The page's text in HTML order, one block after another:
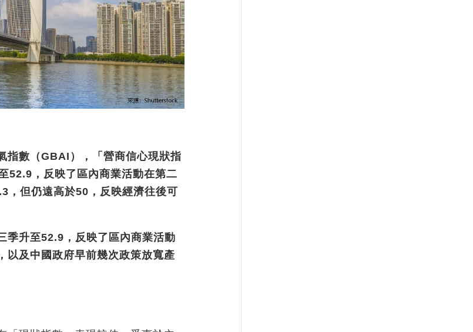
指數（GBAI ），「營商信心現狀指
52.9 ，反映了區內商業活動在第二
，但仍遠高於50 ，反映經濟往後可
季升至52.9 ， 反映了區內商業活動
以及中國政府早前幾次政策放寬產